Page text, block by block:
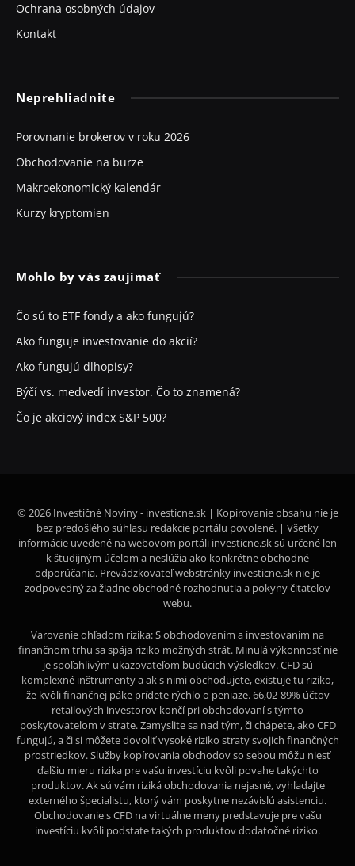
Ochrana osobných údajov
Kontakt
Neprehliadnite
Porovnanie brokerov v roku 2026
Obchodovanie na burze
Makroekonomický kalendár
Kurzy kryptomien
Mohlo by vás zaujímať
Čo sú to ETF fondy a ako fungujú?
Ako funguje investovanie do akcií?
Ako fungujú dlhopisy?
Býčí vs. medvedí investor. Čo to znamená?
Čo je akciový index S&P 500?
© 2026 Investičné Noviny - investicne.sk | Kopírovanie obsahu nie je
bez predošlého súhlasu redakcie portálu povolené. | Všetky
informácie uvedené na webovom portáli investicne.sk sú určené len
k študijným účelom a neslúžia ako konkrétne obchodné
odporúčania. Prevádzkovateľ webstránky investicne.sk nie je
zodpovedný za žiadne obchodné rozhodnutia a pokyny čitateľov
webu.
Varovanie ohľadom rizika: S obchodovaním a investovaním na
finančnom trhu sa spája riziko možných strát. Minulá výkonnosť nie
je spoľahlivým ukazovateľom budúcich výsledkov. CFD sú
komplexné inštrumenty a ak s nimi obchodujete, existuje tu riziko,
že kvôli finančnej páke prídete rýchlo o peniaze. 66,02-89% účtov
retailových investorov končí pri obchodovaní s týmto
poskytovateľom v strate. Zamyslite sa nad tým, či chápete, ako CFD
fungujú, a či si môžete dovoliť vysoké riziko straty svojich finančných
prostriedkov. Služby kopírovania obchodov so sebou môžu niesť
ďalšiu mieru rizika pre vašu investíciu kvôli povahe takýchto
produktov. Ak sú vám riziká obchodovania nejasné, vyhľadajte
externého špecialistu, ktorý vám poskytne nezávislú asistenciu.
Obchodovanie s CFD na virtuálne meny predstavuje pre vašu
investíciu kvôli podstate takých produktov dodatočné riziko.